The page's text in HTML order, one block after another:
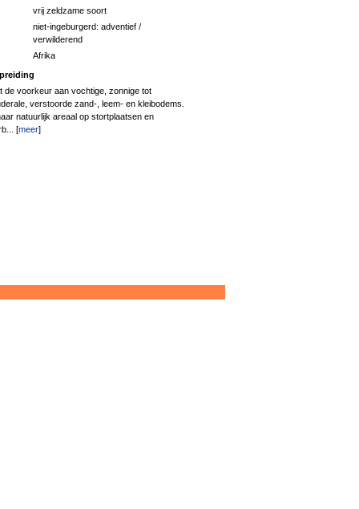
vrij zeldzame soort
niet-ingeburgerd: adventief /
verwilderend
Afrika
de voorkeur aan vochtige, zonnige tot
verstoorde zand-, leem- en kleibodems.
natuurlijk areaal op stortplaatsen en
[meer]